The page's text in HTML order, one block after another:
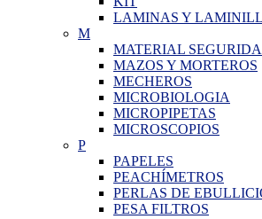
LAMINAS Y
M
MATERIAL
MAZOS Y MORTEROS
MECHEROS
MICROBIOLOGIA
MICROPIPETAS
MICROSCOPIOS
P
PAPELES
PEACHÍMETROS
PERLAS DE
PESA FILTROS